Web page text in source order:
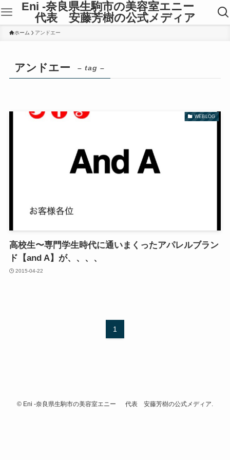
Eni -奈良県生駒市の美容室エニー
代表 安藤芳樹の公式メディア
ホーム アンドエー
アンドエー – tag –
WEBLOG
高校生〜専門学生時代に通いまくったアパレルブラン
ド【and A】が、、、、
2015-04-22
1
© Eni -奈良県生駒市の美容室エニー 代表 安藤芳樹の公式メディア.